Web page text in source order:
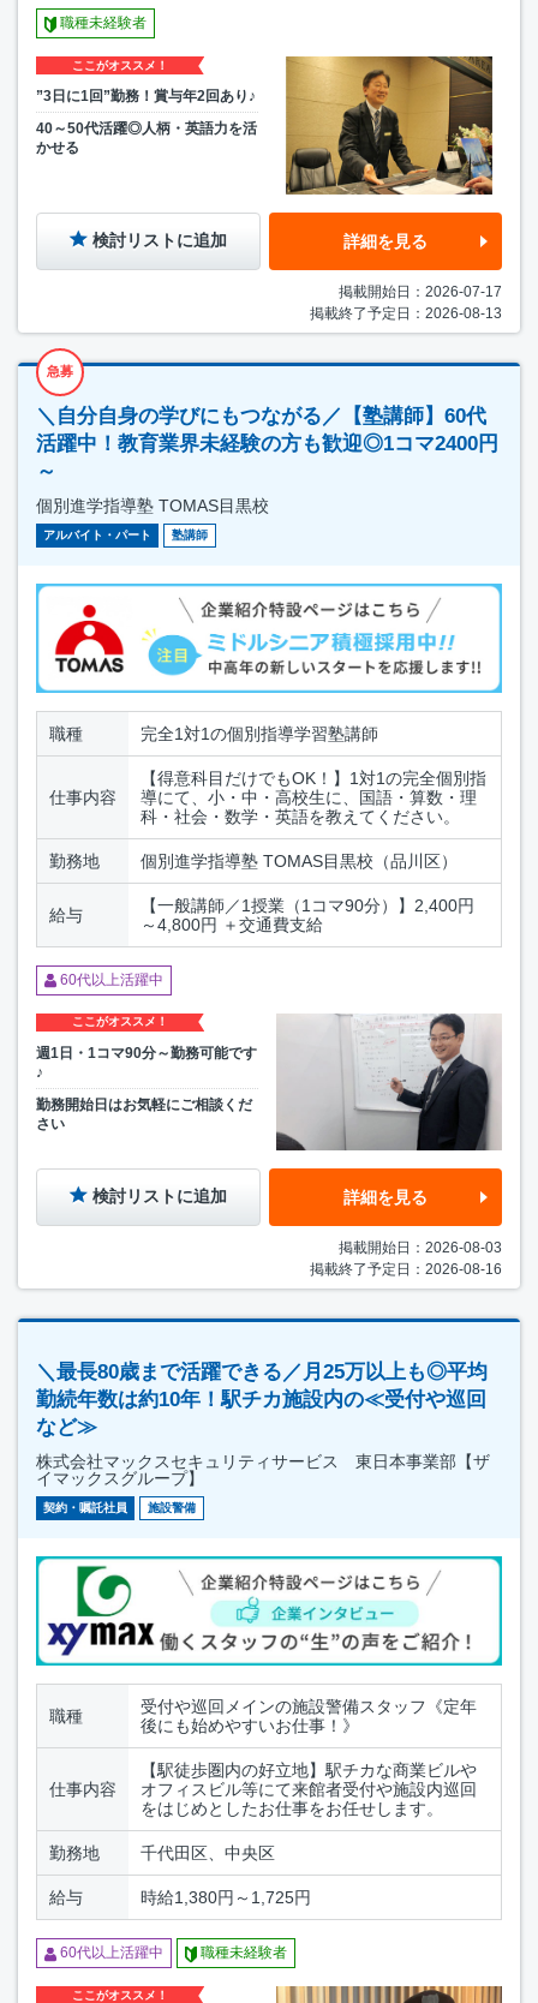
職種未経験者
ここがオススメ！
”3日に1回”勤務！賞与年2回あり♪
40～50代活躍◎人柄・英語力を活
かせる
検討リストに追加 詳細を見る
掲載開始日：2026-07-17
掲載終了予定日：2026-08-13
急募
＼自分自身の学びにもつながる／【塾講師】60代
活躍中！教育業界未経験の方も歓迎◎1コマ2400円
～
個別進学指導塾 TOMAS目黒校
アルバイト・パート 塾講師
職種 完全1対1の個別指導学習塾講師
仕事内容
【得意科目だけでもOK！】1対1の完全個別指
導にて、小・中・高校生に、国語・算数・理
科・社会・数学・英語を教えてください。
勤務地 個別進学指導塾 TOMAS目黒校（品川区）
給与
【一般講師／1授業（1コマ90分）】2,400円
～4,800円 ＋交通費支給
60代以上活躍中
ここがオススメ！
週1日・1コマ90分～勤務可能です
♪
勤務開始日はお気軽にご相談くだ
さい
検討リストに追加 詳細を見る
掲載開始日：2026-08-03
掲載終了予定日：2026-08-16
＼最長80歳まで活躍できる／月25万以上も◎平均
勤続年数は約10年！駅チカ施設内の≪受付や巡回
など≫
株式会社マックスセキュリティサービス 東日本事業部【ザ
イマックスグループ】
契約・嘱託社員 施設警備
職種
受付や巡回メインの施設警備スタッフ《定年
後にも始めやすいお仕事！》
仕事内容
【駅徒歩圏内の好立地】駅チカな商業ビルや
オフィスビル等にて来館者受付や施設内巡回
をはじめとしたお仕事をお任せします。
勤務地 千代田区、中央区
給与 時給1,380円～1,725円
60代以上活躍中 職種未経験者
ここがオススメ！